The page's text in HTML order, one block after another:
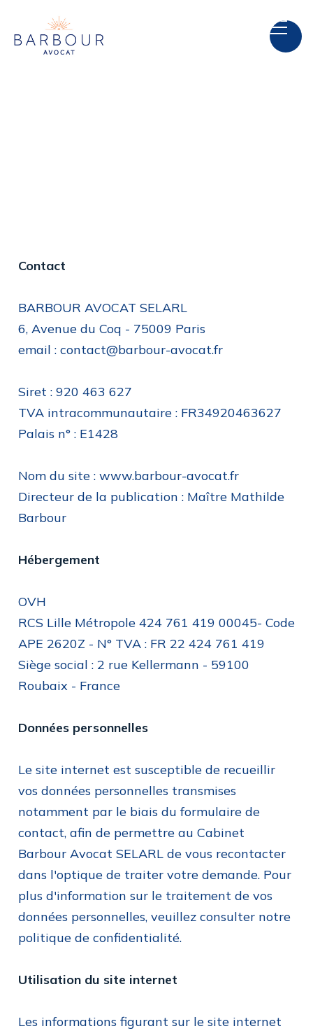
Contact
BARBOUR AVOCAT SELARL
6, Avenue du Coq - 75009 Paris
email : contact@barbour-avocat.fr
Siret : 920 463 627
TVA intracommunautaire : FR34920463627
Palais n° : E1428
Nom du site : www.barbour-avocat.fr
Directeur de la publication : Maître Mathilde
Barbour
Hébergement
OVH
RCS Lille Métropole 424 761 419 00045- Code
APE 2620Z - N° TVA : FR 22 424 761 419
Siège social : 2 rue Kellermann - 59100
Roubaix - France
Données personnelles
Le site internet est susceptible de recueillir
vos données personnelles transmises
notamment par le biais du formulaire de
contact, afin de permettre au Cabinet
Barbour Avocat SELARL de vous recontacter
dans l'optique de traiter votre demande. Pour
plus d'information sur le traitement de vos
données personnelles, veuillez consulter notre
politique de confidentialité.
Utilisation du site internet
Les informations figurant sur le site internet